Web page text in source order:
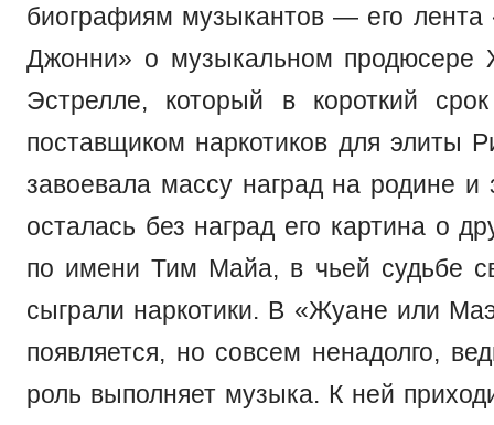
биографиям музыкантов — его лента
Джонни» о музыкальном продюсере
Эстрелле, который в короткий
поставщиком наркотиков для элиты
завоевала массу наград на родине
осталась без наград его картина о
по имени Тим Майа, в чьей судьбе
сыграли наркотики. В «Жуане или
появляется, но совсем ненадолго,
роль выполняет музыка. К ней